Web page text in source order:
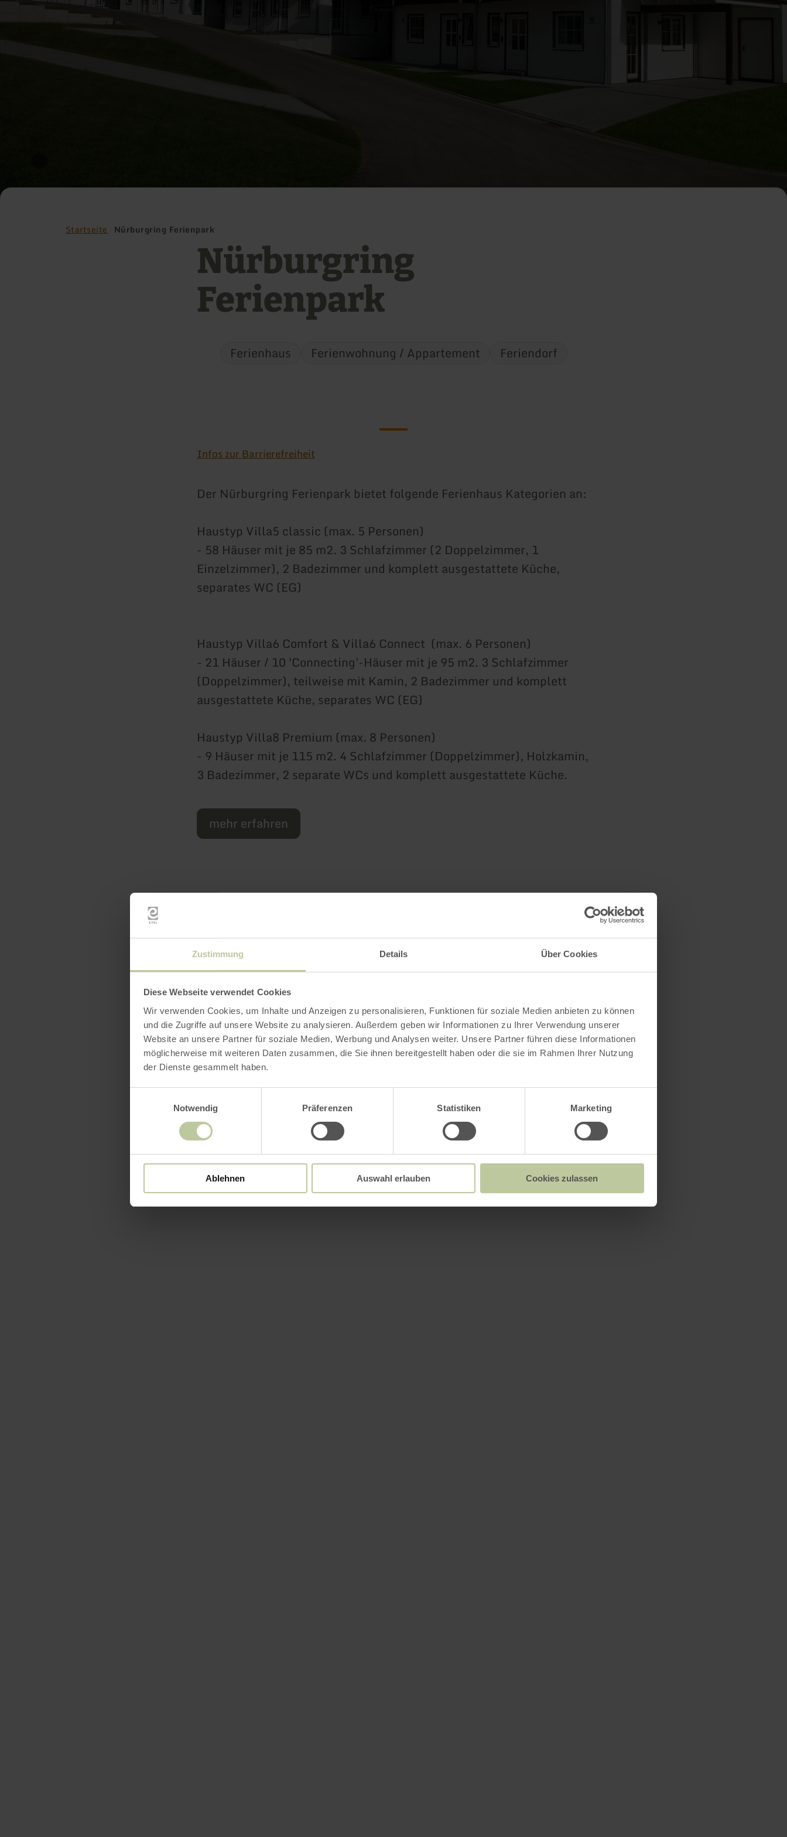
Zustimmung Details Über Cookies
Diese Webseite verwendet Cookies
Wir verwenden Cookies, um Inhalte und Anzeigen zu personalisieren, Funktionen für soziale Medien anbieten zu können
und die Zugriffe auf unsere Website zu analysieren. Außerdem geben wir Informationen zu Ihrer Verwendung unserer
Website an unsere Partner für soziale Medien, Werbung und Analysen weiter. Unsere Partner führen diese Informationen
möglicherweise mit weiteren Daten zusammen, die Sie ihnen bereitgestellt haben oder die sie im Rahmen Ihrer Nutzung
der Dienste gesammelt haben.
Notwendig
Präferenzen Statistiken Marketing
Ablehnen Auswahl erlauben Cookies zulassen
Startseite Nürburgring Ferienpark
Nürburgring
Ferienpark
Ferienhaus Ferienwohnung / Appartement Feriendorf
Infos zur Barrierefreiheit
Der Nürburgring Ferienpark bietet folgende Ferienhaus Kategorien an:
Haustyp Villa5 classic (max. 5 Personen)
- 58 Häuser mit je 85 m2. 3 Schlafzimmer (2 Doppelzimmer, 1
Einzelzimmer), 2 Badezimmer und komplett ausgestattete Küche,
separates WC (EG)
Haustyp Villa6 Comfort & Villa6 Connect (max. 6 Personen)
- 21 Häuser / 10 'Connecting'-Häuser mit je 95 m2. 3 Schlafzimmer
(Doppelzimmer), teilweise mit Kamin, 2 Badezimmer und komplett
ausgestattete Küche, separates WC (EG)
Haustyp Villa8 Premium (max. 8 Personen)
- 9 Häuser mit je 115 m2. 4 Schlafzimmer (Doppelzimmer), Holzkamin,
3 Badezimmer, 2 separate WCs und komplett ausgestattete Küche.
mehr erfahren
Ausstattungsmerkmale